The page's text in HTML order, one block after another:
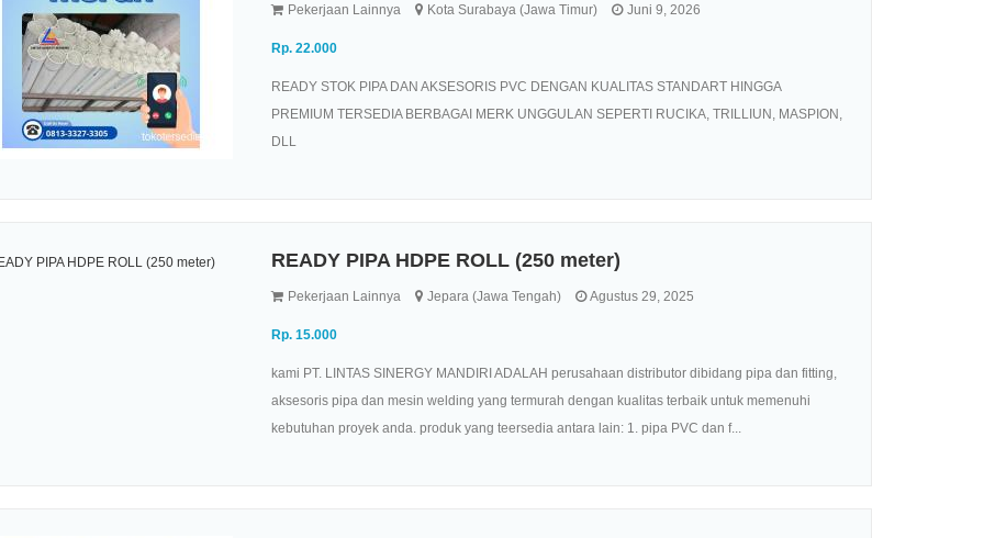
Pekerjaan Lainnya Kota Surabaya (Jawa Timur) Juni 9, 2026
Rp. 22.000
READY STOK PIPA DAN AKSESORIS PVC DENGAN KUALITAS STANDART HINGGA
PREMIUM TERSEDIA BERBAGAI MERK UNGGULAN SEPERTI RUCIKA, TRILLIUN, MASPION,
DLL
READY PIPA HDPE ROLL (250 meter)
Pekerjaan Lainnya Jepara (Jawa Tengah) Agustus 29, 2025
Rp. 15.000
kami PT. LINTAS SINERGY MANDIRI ADALAH perusahaan distributor dibidang pipa dan fitting,
aksesoris pipa dan mesin welding yang termurah dengan kualitas terbaik untuk memenuhi
kebutuhan proyek anda. produk yang teersedia antara lain: 1. pipa PVC dan f...